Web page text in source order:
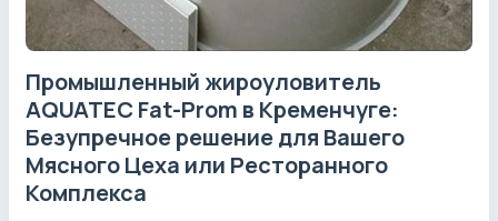
Промышленный жироуловитель
AQUATEC Fat-Prom в Кременчуге:
Безупречное решение для Вашего
Мясного Цеха или Ресторанного
Комплекса